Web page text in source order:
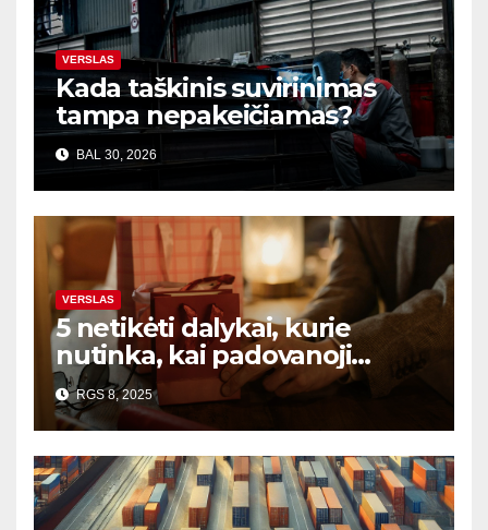
VERSLAS
Kada taškinis suvirinimas
tampa nepakeičiamas?
BAL 30, 2026
VERSLAS
5 netikėti dalykai, kurie
nutinka, kai padovanoji
klientui kokybišką atributiką
RGS 8, 2025